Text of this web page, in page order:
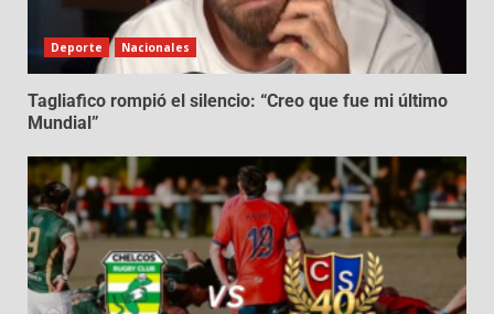
Deporte Nacionales
Tagliafico rompió el silencio: “Creo que fue mi último
Mundial”